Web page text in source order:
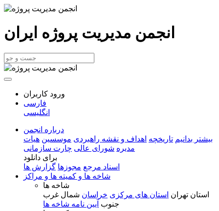
انجمن مدیریت پروژه ایران
ورود کاربران
فارسی
انگلیسی
درباره انجمن
بیشتر بدانیم تاریخچه اهداف و نقشه راهبردی موسسین هیات
مدیره شورای عالی چارت سازمانی
برای دانلود
اسناد مرجع مجوزها گزارش ها
شاخه ها و کمیته ها و مراکز
شاخه ها
استان تهران استان های مرکزی خراسان شمال غرب
جنوب آیین نامه شاخه ها